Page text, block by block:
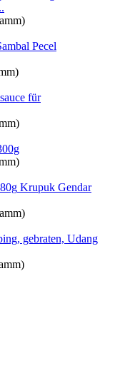
Pecel
für
Krupuk Gendar
gebraten, Udang